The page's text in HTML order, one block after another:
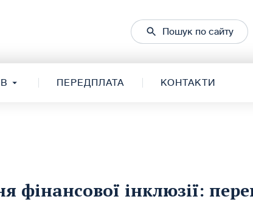
Пошук по сайту
ПЕРЕДПЛАТА КОНТАКТИ
фінансової інклюзії: